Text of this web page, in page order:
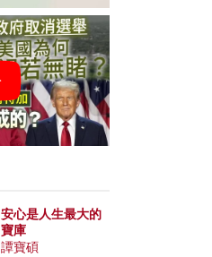
安心是人生最大的
寶庫
譚寶碩